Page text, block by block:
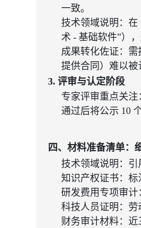
一致。
技术领域说明 ：
术 - 基础软件”）
成果转化佐证 ：
提供合同）难以被
3. 评审与认定阶段
专家评审重点关
通过后将公示 10
四、材料准备清单：
技术领域说明 ：
知识产权证书 ：
研发费用专项审计
科技人员证明 ：
财务审计材料：